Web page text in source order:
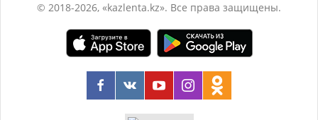
© 2018-2026, «kazlenta.kz». Все права защищены.